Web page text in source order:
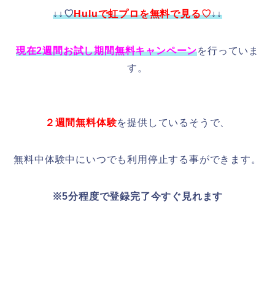
↓↓♡Huluで虹プロを無料で見る♡↓↓
現在2週間お試し期間無料キャンペーンを行っていま
す。
２週間無料体験を提供しているそうで、
無料中体験中にいつでも利用停止する事ができます。
※5分程度で登録完了今すぐ見れます